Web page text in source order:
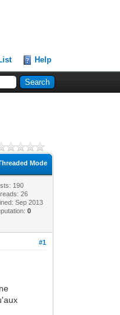
Help
Mode
190
26
Sep 2013
0
#1